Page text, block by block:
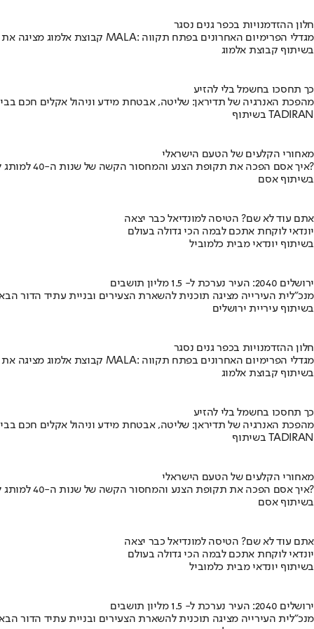
חלון ההזדמנויות בכפר גנים נסגר
קבוצת אלמוג מציגה את פרויקט MALA: מגדלי הפרימיום האחרונים בפתח תקווה
בשיתוף קבוצת אלמוג
כך תחסכו בחשמל בלי להזיע
מהפכת האנרגיה של תדיראן: שליטה, אבטחת מידע וניהול אקלים חכם
בשיתוף TADIRAN
מאחורי הקלעים של הטעם הישראלי
איך אסם הפכה את תקופת הצנע והמחסור הקשה של שנות ה-40 למותג לאומי?
בשיתוף אסם
אתם עוד לא שם? הטיסה למונדיאל כבר יצאה
יונדאי לוקחת אתכם לבמה הכי גדולה בעולם
בשיתוף יונדאי מבית כלמוביל
ירושלים 2040: העיר נערכת ל- 1.5 מליון תושבים
מנכ"לית העירייה מציגה תוכנית להשארת הצעירים ובניית עתיד הדור
בשיתוף עיריית ירושלים
חלון ההזדמנויות בכפר גנים נסגר
קבוצת אלמוג מציגה את פרויקט MALA: מגדלי הפרימיום האחרונים בפתח תקווה
בשיתוף קבוצת אלמוג
כך תחסכו בחשמל בלי להזיע
מהפכת האנרגיה של תדיראן: שליטה, אבטחת מידע וניהול אקלים חכם
בשיתוף TADIRAN
מאחורי הקלעים של הטעם הישראלי
איך אסם הפכה את תקופת הצנע והמחסור הקשה של שנות ה-40 למותג לאומי?
בשיתוף אסם
אתם עוד לא שם? הטיסה למונדיאל כבר יצאה
יונדאי לוקחת אתכם לבמה הכי גדולה בעולם
בשיתוף יונדאי מבית כלמוביל
ירושלים 2040: העיר נערכת ל- 1.5 מליון תושבים
מנכ"לית העירייה מציגה תוכנית להשארת הצעירים ובניית עתיד הדור